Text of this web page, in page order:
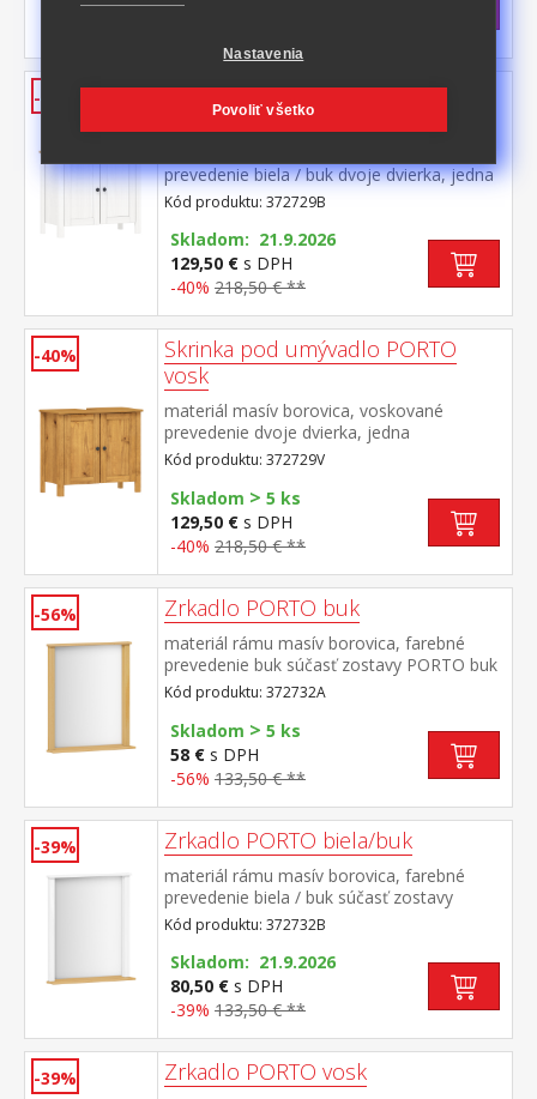
125 €
-40%
Skrinka pod umývadlo PORTO
biela/buk
prevedenie biela / buk dvoje dvierka, jedna
polica maximálne nosnosti uvedené v
návode na montáž súčasť zostavy PORTO
biela/buk
Kód produktu: 372729B
Skladom: 21.9.2026
129,50 € s DPH
-40% 218,50 € **
-40%
Skrinka pod umývadlo PORTO
vosk
materiál masív borovica, voskované
prevedenie dvoje dvierka, jedna
polica maximálne nosnosti uvedené v
návode na montáž súčasť zostavy PORTO
vosk
Kód produktu: 372729V
Skladom > 5 ks
129,50 € s DPH
-40% 218,50 € **
-56% Zrkadlo PORTO buk
materiál rámu masív borovica, farebné
prevedenie buk súčasť zostavy PORTO buk
Kód produktu: 372732A
Skladom > 5 ks
58 € s DPH
-56% 133,50 € **
-39% Zrkadlo PORTO biela/buk
materiál rámu masív borovica, farebné
prevedenie biela / buk súčasť zostavy
PORTO biela/buk
Kód produktu: 372732B
Skladom: 21.9.2026
80,50 € s DPH
-39% 133,50 € **
-39% Zrkadlo PORTO vosk
Nastavenia
Povoliť všetko